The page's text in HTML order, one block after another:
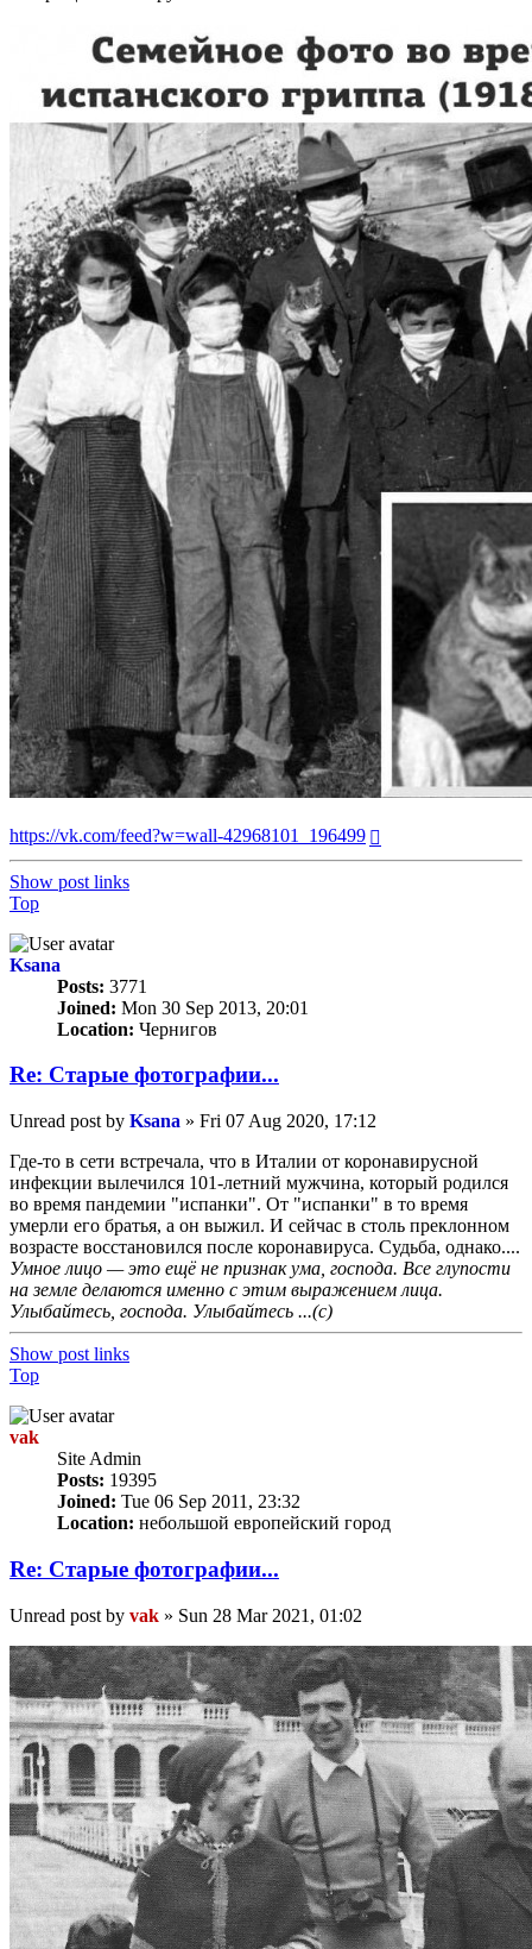
https://vk.com/feed?w=wall-42968101_196499
Show post links
Top
Ksana
Posts: 3771
Joined: Mon 30 Sep 2013, 20:01
Location: Чернигов
Re: Старые фотографии...
Unread post by Ksana » Fri 07 Aug 2020, 17:12
Где-то в сети встречала, что в Италии от коронавирусной
инфекции вылечился 101-летний мужчина, который родился
во время пандемии "испанки". От "испанки" в то время
умерли его братья, а он выжил. И сейчас в столь преклонном
возрасте восстановился после коронавируса. Судьба, однако....
Умное лицо — это ещё не признак ума, господа. Все глупости
на земле делаются именно с этим выражением лица.
Улыбайтесь, господа. Улыбайтесь ...(с)
Show post links
Top
vak
Site Admin
Posts: 19395
Joined: Tue 06 Sep 2011, 23:32
Location: небольшой европейский город
Re: Старые фотографии...
Unread post by vak » Sun 28 Mar 2021, 01:02